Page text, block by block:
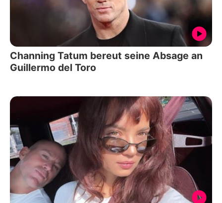
Channing Tatum bereut seine Absage an
Guillermo del Toro